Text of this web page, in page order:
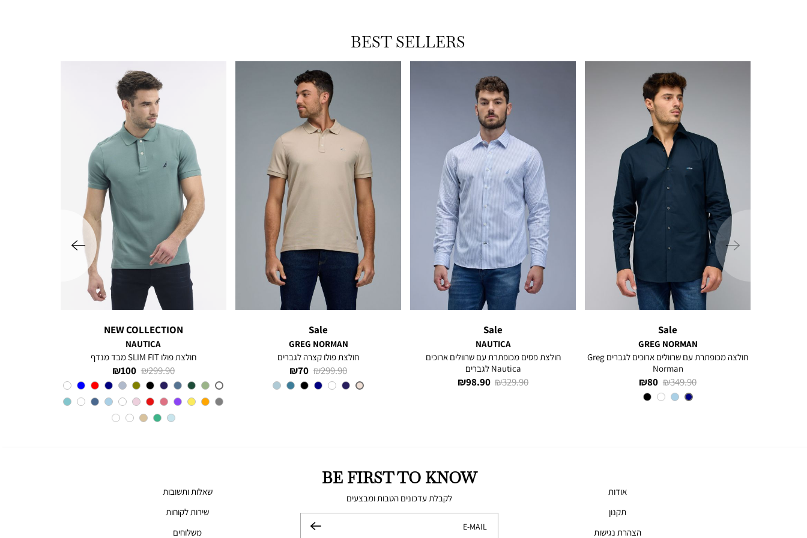
BEST SELLERS
ימינה
Sale
GREG NORMAN
חולצה מכופתרת עם שרוולים ארוכים לגברים Greg
Norman
מחיר
מוצר
80 ₪
מחיר
רגיל
349.90 ₪
צבע
NAVY
Sale
NAUTICA
חולצת פסים מכופתרת עם שרוולים ארוכים
Nautica לגברים
מחיר
98.90 ₪
מחיר
329.90 ₪
Sale
GREG NORMAN
חולצת פולו קצרה לגברים
מחיר
מוצר
70 ₪
מחיר
רגיל
299.90 ₪
צבע
SANDY
NEW COLLECTION
NAUTICA
חולצת פולו SLIM FIT מבד מנדף
מחיר
מוצר
100 ₪
מחיר
רגיל
299.90 ₪
צבע
A6M
שמאלה
BE FIRST TO KNOW
לקבלת עדכונים הטבות ומבצעים
E-MAIL
אודות
תקנון
הצהרת נגישות
שאלות ותשובות
שירות לקוחות
משלוחים